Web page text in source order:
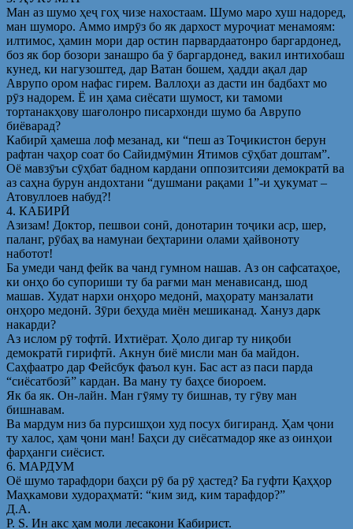
Ман аз шумо ҳеҷ гоҳ чизе нахостаам. Шумо маро хуш надоред,
ман шуморо. Аммо имрӯз бо як дархост муроҷиат менамоям:
илтимос, ҳамин мори дар остин парвардаатонро баргардонед,
боз як бор бозори занашро ба ӯ баргардонед, вакил интихобаш
кунед, ки нагузоштед, дар Ватан бошем, ҳадди ақал дар
Аврупо ором нафас гирем. Валлоҳи аз дасти ин бадбахт мо
рӯз надорем. Ё ин ҳама сиёсати шумост, ки тамоми
тортанакҳову шағолонро писархонди шумо ба Аврупо
биёварад?
Кабирӣ ҳамеша лоф мезанад, ки “пеш аз Тоҷикистон берун
рафтан чаҳор соат бо Сайидмӯмин Ятимов сӯҳбат доштам”.
Оё мавзӯъи сӯҳбат бадном кардани оппозитсияи демократӣ ва
аз саҳна бурун андохтани “душмани рақами 1”-и ҳукумат –
Атовуллоев набуд?!
4. КАБИРӢ
Азизам! Доктор, пешвои сонӣ, донотарин тоҷики аср, шер,
паланг, рӯбаҳ ва намунаи беҳтарини олами ҳайвоноту
наботот!
Ба умеди чанд фейк ва чанд гумном нашав. Аз он сафсатаҳое,
ки онҳо бо супориши ту ба рағми ман менависанд, шод
машав. Худат нархи онҳоро медонӣ, маҳорату манзалати
онҳоро медонӣ. Зӯри беҳуда миён мешиканад. Хануз дарк
накарди?
Аз ислом рӯ тофтӣ. Ихтиёрат. Ҳоло дигар ту ниқоби
демократӣ гирифтӣ. Акнун биё мисли ман ба майдон.
Саҳфаатро дар Фейсбук фаъол кун. Бас аст аз паси парда
“сиёсатбозӣ” кардан. Ва ману ту баҳсе биороем.
Як ба як. Он-лайн. Ман гӯяму ту бишнав, ту гӯву ман
бишнавам.
Ва мардум низ ба пурсишҳои худ посух бигиранд. Ҳам ҷони
ту халос, ҳам ҷони ман! Баҳси ду сиёсатмадор яке аз оинҳои
фарҳанги сиёсист.
6. МАРДУМ
Оё шумо тарафдори баҳси рӯ ба рӯ ҳастед? Ба гуфти Қаҳҳор
Маҳкамови худораҳматӣ: “ким зид, ким тарафдор?”
Д.А.
P. S. Ин акс ҳам моли лесакони Кабирист.